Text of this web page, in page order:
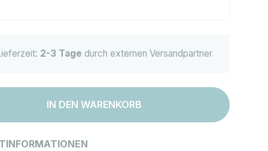
2-3 Tage durch externen Versandpartner
IN DEN WARENKORB